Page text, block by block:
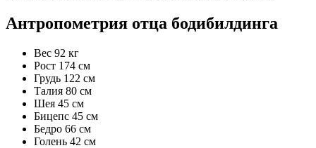
Антропометрия отца бодибилдинга
Вес 92 кг
Рост 174 см
Грудь 122 см
Талия 80 см
Шея 45 см
Бицепс 45 см
Бедро 66 см
Голень 42 см